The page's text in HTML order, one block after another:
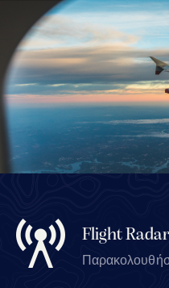
Flight Radar